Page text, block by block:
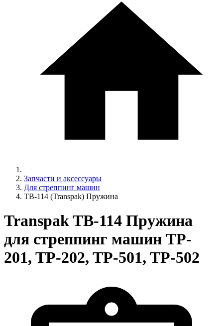
Запчасти и аксессуары
Для стреппинг машин
TB-114 (Transpak) Пружина
Transpak TB-114 Пружина
для стреппинг машин TP-
201, TP-202, TP-501, TP-502